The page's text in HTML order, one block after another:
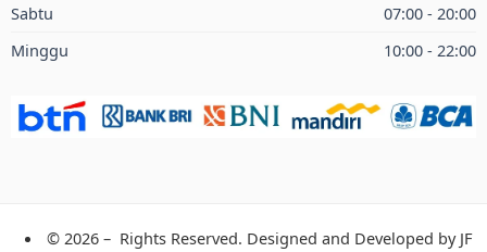
Sabtu
07:00 - 20:00
Minggu
10:00 - 22:00
© 2026 – Rights Reserved. Designed and Developed by JF